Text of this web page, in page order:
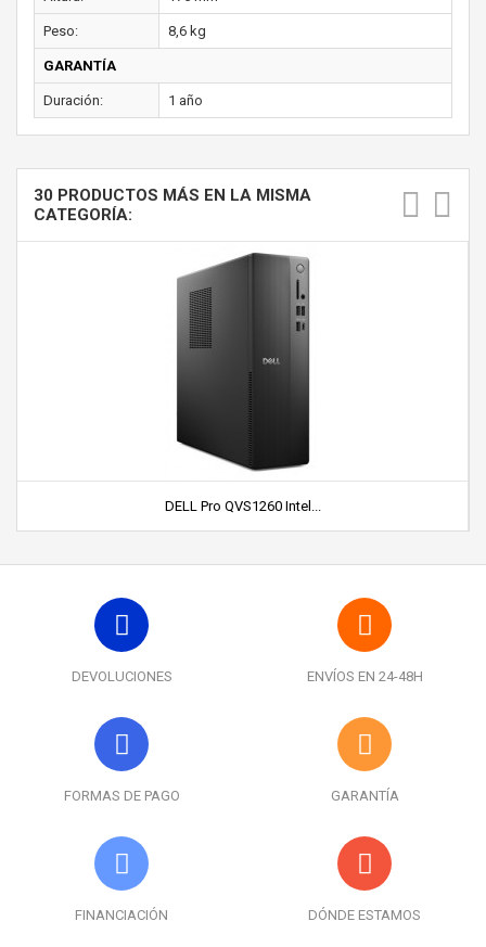
Peso: 8,6 kg
GARANTÍA
Duración: 1 año
30 PRODUCTOS MÁS EN LA MISMA
CATEGORÍA:
DELL Pro QVS1260 Intel...
DEVOLUCIONES ENVÍOS EN 24-48H
FORMAS DE PAGO GARANTÍA
FINANCIACIÓN DÓNDE ESTAMOS